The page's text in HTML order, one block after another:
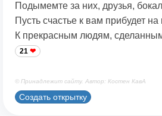
Подымемте за них, друзья,
Пусть счастье к вам прибудет на
К прекрасным людям,
21
© Принадлежит сайту. Автор: Костен КавА
Создать открытку